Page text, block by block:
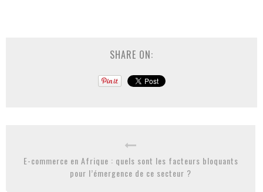
SHARE ON:
E-commerce en Afrique : quels sont les facteurs bloquants
pour l’émergence de ce secteur ?